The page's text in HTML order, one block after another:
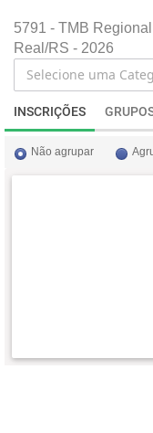
5791 - TMB
Real/RS - 2026
INSCRIÇÕES
Não agrupar